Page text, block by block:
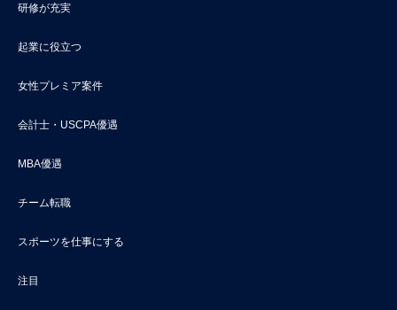
研修が充実
起業に役立つ
女性プレミア案件
会計士・USCPA優遇
MBA優遇
チーム転職
スポーツを仕事にする
注目